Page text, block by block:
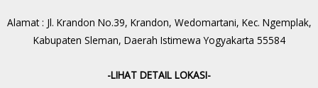
Alamat : Jl. Krandon No.39, Krandon, Wedomartani, Kec. Ngemplak,
Kabupaten Sleman, Daerah Istimewa Yogyakarta 55584
-LIHAT DETAIL LOKASI-